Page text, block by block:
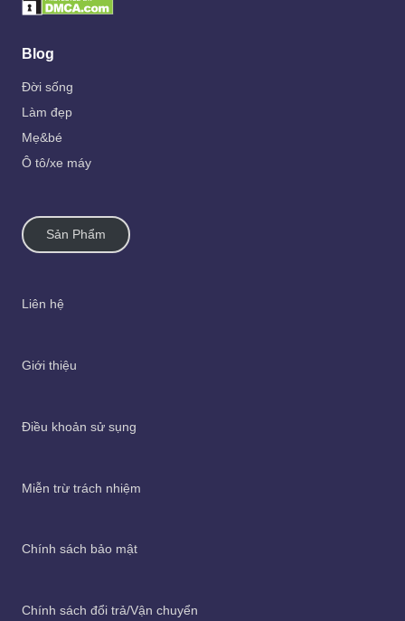
Blog
Đời sống
Làm đẹp
Mẹ&bé
Ô tô/xe máy
Sản Phẩm
Liên hệ
Giới thiệu
Điều khoản sử sụng
Miễn trừ trách nhiệm
Chính sách bảo mật
Chính sách đổi trả/Vận chuyển